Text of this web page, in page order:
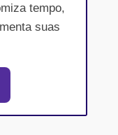
tempo,
suas